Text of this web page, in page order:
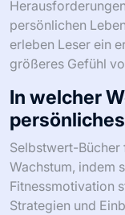
persönlichen
erleben Leser ein
größeres Gefühl
In welcher
Selbstwert-
Wachstum, indem
Fitnessmotivation
Strategien und